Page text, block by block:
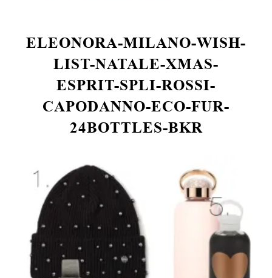
ELEONORA-MILANO-WISH-
LIST-NATALE-XMAS-
ESPRIT-SPLI-ROSSI-
CAPODANNO-ECO-FUR-
24BOTTLES-BKR